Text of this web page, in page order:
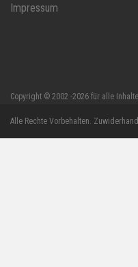
Impressum
Copyright © 2002 -2026 für alle
Alle Rechte Vorbehalten.